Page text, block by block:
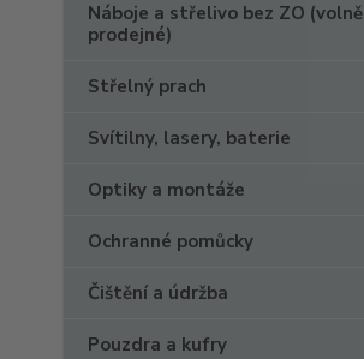
Náboje a střelivo bez ZO (volně
prodejné)
Střelný prach
Svítilny, lasery, baterie
Optiky a montáže
Ochranné pomůcky
Čištění a údržba
Pouzdra a kufry